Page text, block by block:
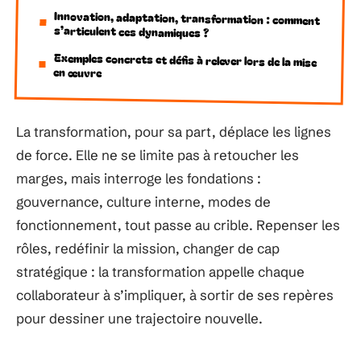
Innovation, adaptation, transformation : comment
s’articulent ces dynamiques ?
Exemples concrets et défis à relever lors de la mise
en œuvre
La transformation, pour sa part, déplace les lignes
de force. Elle ne se limite pas à retoucher les
marges, mais interroge les fondations :
gouvernance, culture interne, modes de
fonctionnement, tout passe au crible. Repenser les
rôles, redéfinir la mission, changer de cap
stratégique : la transformation appelle chaque
collaborateur à s’impliquer, à sortir de ses repères
pour dessiner une trajectoire nouvelle.